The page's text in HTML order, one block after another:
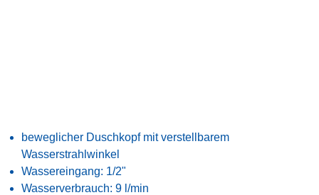
beweglicher Duschkopf mit verstellbarem
Wasserstrahlwinkel
Wassereingang: 1/2"
Wasserverbrauch: 9 l/min